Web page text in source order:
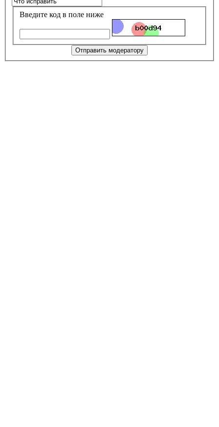
Введите код в поле ниже
Отправить модератору